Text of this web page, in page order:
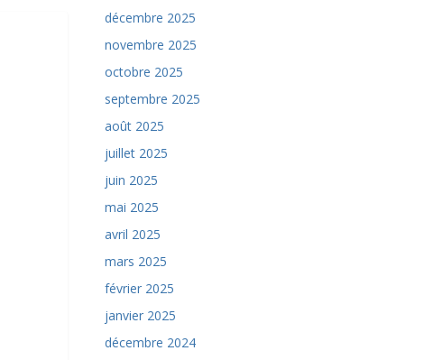
décembre 2025
novembre 2025
octobre 2025
septembre 2025
août 2025
juillet 2025
juin 2025
mai 2025
avril 2025
mars 2025
février 2025
janvier 2025
décembre 2024